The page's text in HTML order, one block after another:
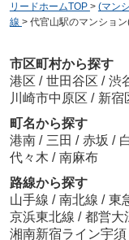
リードホームTOP > (マン
線 > 代官山駅のマンショ
市区町村から探す
港区 / 世田谷区 / 渋
川崎市中原区 / 新宿
町名から探す
港南 / 三田 / 赤坂 /
代々木 / 南麻布
路線から探す
山手線 / 南北線 / 東
京浜東北線 / 都営大
湘南新宿ライン宇須